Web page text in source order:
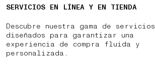
SERVICIOS EN LÍNEA Y EN TIENDA
Descubre nuestra gama de servicios
diseñados para garantizar una
experiencia de compra fluida y
personalizada.